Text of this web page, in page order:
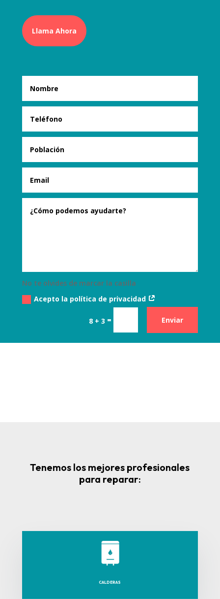
Llama Ahora
No te olvides de marcar la casilla
Acepto la política de privacidad
8 + 3 = Enviar
Tenemos los mejores profesionales
para reparar:
CALDERAS